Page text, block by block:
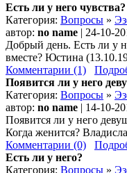
Есть ли у него чувства?
Категория: Вопросы »
автор: no name | 24-10-
Добрый день. Есть ли у
вместе? Юстина
Комментарии (1)
Появится ли у него
Категория: Вопросы »
автор: no name | 14-10-
Появится ли у него
Когда женится?
Комментарии (0)
Есть ли у него?
Категория: Вопросы »